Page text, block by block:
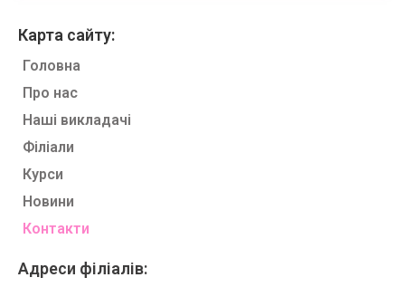
Карта сайту:
Головна
Про нас
Наші викладачі
Філіали
Курси
Новини
Контакти
Адреси філіалів: